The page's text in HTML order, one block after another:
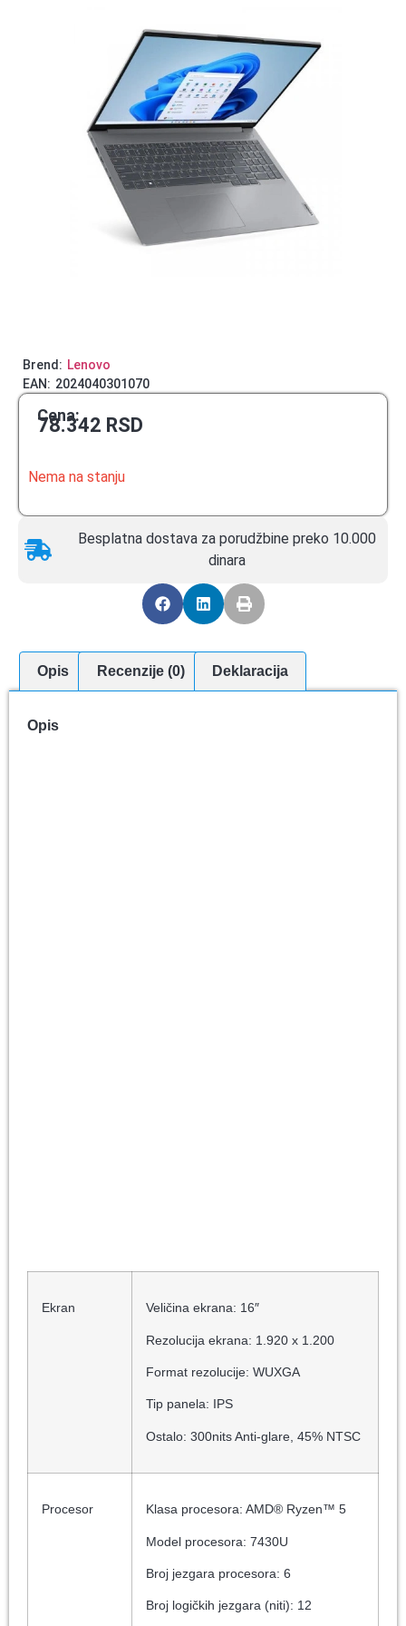
Brend: Lenovo
EAN: 2024040301070
Cena:
78.342 RSD
Nema na stanju
Besplatna dostava za porudžbine preko 10.000
dinara
Opis Recenzije (0) Deklaracija
Opis
Ekran Veličina ekrana: 16″
Rezolucija ekrana: 1.920 x 1.200
Format rezolucije: WUXGA
Tip panela: IPS
Ostalo: 300nits Anti-glare, 45% NTSC
Procesor Klasa procesora: AMD® Ryzen™ 5
Model procesora: 7430U
Broj jezgara procesora: 6
Broj logičkih jezgara (niti): 12